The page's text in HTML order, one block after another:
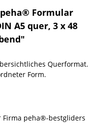
Formular
A5 quer, 3 x 48
Querformat.
Form.
Firma peha®-bestgliders